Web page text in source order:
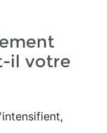
il votre